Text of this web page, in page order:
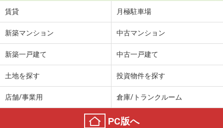
賃貸 月極駐車場
新築マンション 中古マンション
新築一戸建て 中古一戸建て
土地を探す 投資物件を探す
店舗/事業用 倉庫/トランクルーム
PC版へ